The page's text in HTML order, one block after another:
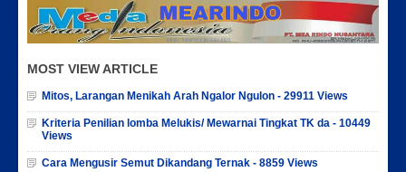
MOST VIEW ARTICLE
Mitos, Larangan Menikah Arah Ngalor Ngulon - 29911 Views
Kriteria Penilian lomba Melukis/ Mewarnai Tingkat TK da - 10449
Views
Cara Mengusir Semut Dikandang Ternak - 8859 Views